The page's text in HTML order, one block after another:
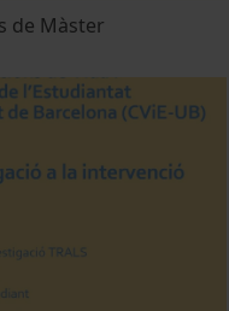
de Màster